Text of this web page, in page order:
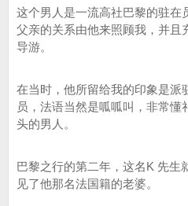
这个男人是一流高社巴黎的驻在
父亲的关系由他来照顾我，并且
导游。
在当时，他所留给我的印象是派
员，法语当然是呱呱叫，非常懂
头的男人。
巴黎之行的第二年，这名K 先生
见了他那名法国籍的老婆。